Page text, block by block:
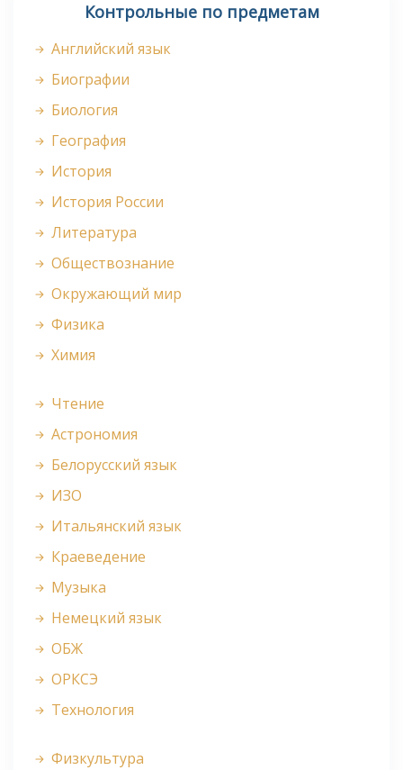
Контрольные по предметам
Английский язык
Биографии
Биология
География
История
История России
Литература
Обществознание
Окружающий мир
Физика
Химия
Чтение
Астрономия
Белорусский язык
ИЗО
Итальянский язык
Краеведение
Музыка
Немецкий язык
ОБЖ
ОРКСЭ
Технология
Физкультура